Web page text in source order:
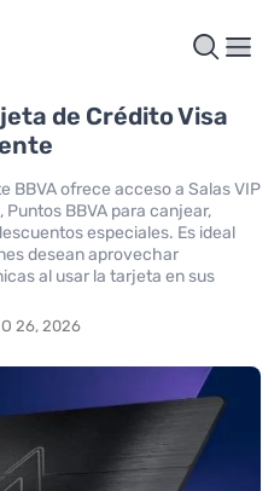
de Crédito Visa
BBVA ofrece acceso a Salas VIP
BBVA para canjear,
especiales. Es ideal
desean aprovechar
al usar la tarjeta en sus
26, 2026